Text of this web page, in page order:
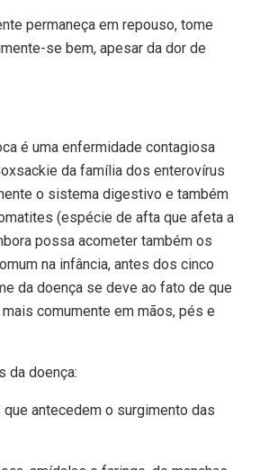
permaneça em repouso, tome
se bem, apesar da dor de
é uma enfermidade contagiosa
da família dos enterovírus
o sistema digestivo e também
(espécie de afta que afeta a
possa acometer também os
na infância, antes dos cinco
da doença se deve ao fato de que
comumente em mãos, pés e
da doença:
antecedem o surgimento das